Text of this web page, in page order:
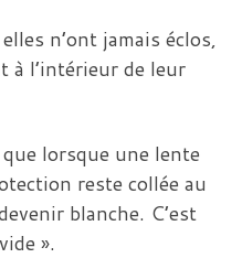
n’ont jamais éclos,
à l’intérieur de leur
lorsque une lente
reste collée au
blanche. C’est
».